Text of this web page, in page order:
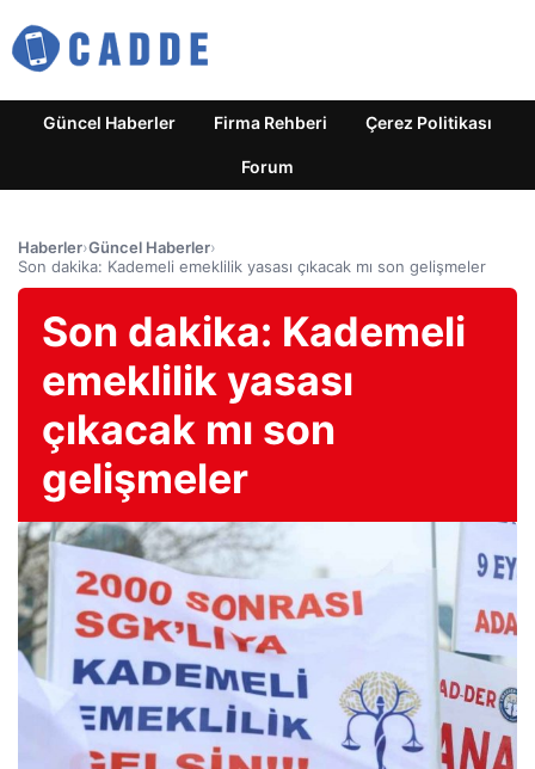
Güncel Haberler Firma Rehberi Çerez Politikası
Forum
Haberler›Güncel Haberler›
Son dakika: Kademeli emeklilik yasası çıkacak mı son gelişmeler
Son dakika: Kademeli
emeklilik yasası
çıkacak mı son
gelişmeler